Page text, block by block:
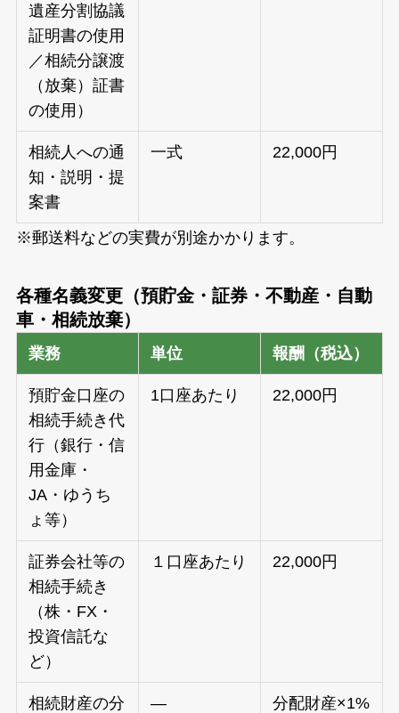
遺産分割協議
証明書の使用
／相続分譲渡
（放棄）証書
の使用）
相続人への通
知・説明・提
案書
一式 22,000円
※郵送料などの実費が別途かかります。
各種名義変更（預貯金・証券・不動産・自動
車・相続放棄）
業務 単位 報酬（税込）
預貯金口座の
相続手続き代
行（銀行・信
用金庫・
JA・ゆうち
ょ等）
1口座あたり 22,000円
証券会社等の
相続手続き
（株・FX・
投資信託な
ど）
１口座あたり 22,000円
相続財産の分
— 分配財産×1%